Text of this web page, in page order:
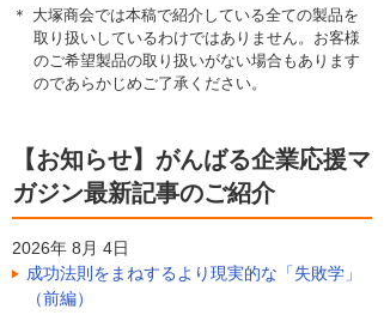
＊ 大塚商会では本稿で紹介している全ての製品を
取り扱いしているわけではありません。お客様
のご希望製品の取り扱いがない場合もあります
のであらかじめご了承ください。
【お知らせ】がんばる企業応援マ
ガジン最新記事のご紹介
2026年 8月 4日
成功法則をまねするより現実的な「失敗学」
（前編）